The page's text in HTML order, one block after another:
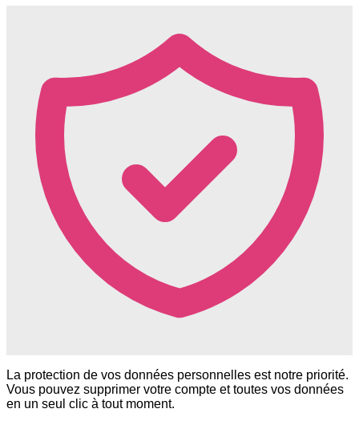
La protection de vos données personnelles est notre priorité.
Vous pouvez supprimer votre compte et toutes vos données
en un seul clic à tout moment.